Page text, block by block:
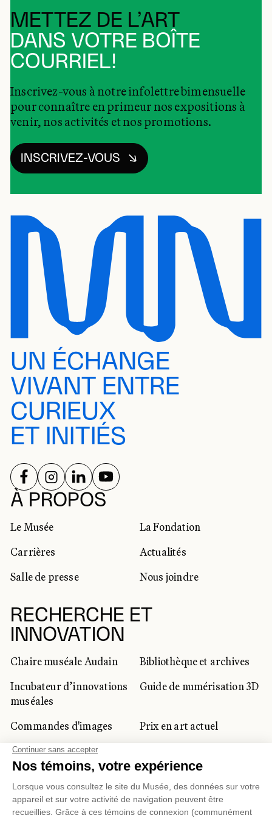
METTEZ DE L’ART
DANS VOTRE BOÎTE
COURRIEL!
Inscrivez-vous à notre infolettre bimensuelle
pour connaître en primeur nos expositions à
venir, nos activités et nos promotions.
INSCRIVEZ-VOUS
UN ÉCHANGE
VIVANT ENTRE
CURIEUX
ET INITIÉS
À PROPOS
Le Musée
La Fondation
Carrières
Actualités
Salle de presse
Nous joindre
RECHERCHE ET
INNOVATION
Chaire muséale Audain
Bibliothèque et archives
Incubateur d’innovations
muséales
Guide de numérisation 3D
Commandes d'images
Prix en art actuel
Prix Lynne-Cohen
CLIENTÈLE CORPORATIVE
ET PRIVÉE
RÉSEAUX SOCIAUX
SUIVEZ-NOUS SUR
SUIVEZ-NOUS SUR
SUIVEZ-NOUS SUR
SUIVEZ-NOUS SUR